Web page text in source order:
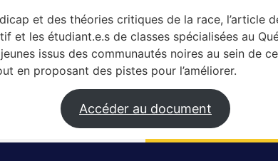
et des théories critiques de la race, l’article
et les étudiant.e.s de classes spécialisées au
issus des communautés noires au sein de
en proposant des pistes pour l’améliorer.
Accéder au document